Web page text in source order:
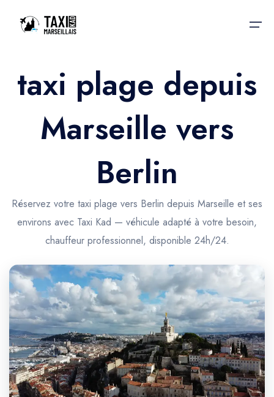
Accueil
Nos services
Nos services
Trajet Gare SNCF
Trajet Port croisière
Trajet Séminaire
Trajet Longue Distance
Actualités & évènements
Contactez-nous
taxi plage depuis
Marseille vers
Berlin
Réservez votre taxi plage vers Berlin depuis Marseille et ses
environs avec Taxi Kad — véhicule adapté à votre besoin,
chauffeur professionnel, disponible 24h/24.